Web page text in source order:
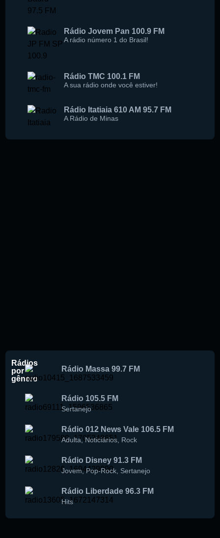
Rádio Jovem Pan 100.9 FM
A rádio número 1 do Brasil!
Rádio TMC 100.1 FM
A sua rádio onde você estiver!
Rádio Itatiaia 610 AM 95.7 FM
A Rádio de Minas
Rádios
por
gênero
Rádio Massa 99.7 FM
Rádio 105.5 FM
Sertanejo
Rádio 012 News Vale 106.5 FM
Adulta ,Noticiários Rock
Rádio Disney 91.3 FM
Jovem,Pop-Rock Sertanejo
Rádio Liberdade 96.3 FM
Hits